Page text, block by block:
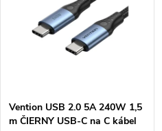
e
Abecedne
s
Vention USB 2.0 5A 240W 1,5
m ČIERNY USB-C na C kábel